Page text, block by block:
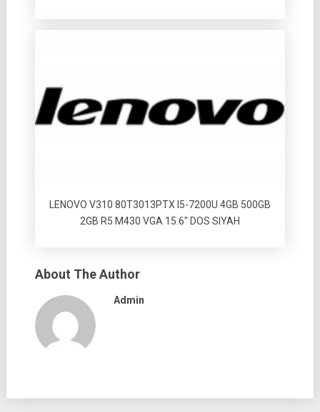
LENOVO V310 80T3013PTX I5-7200U 4GB 500GB
2GB R5 M430 VGA 15.6″ DOS SIYAH
About The Author
Admin